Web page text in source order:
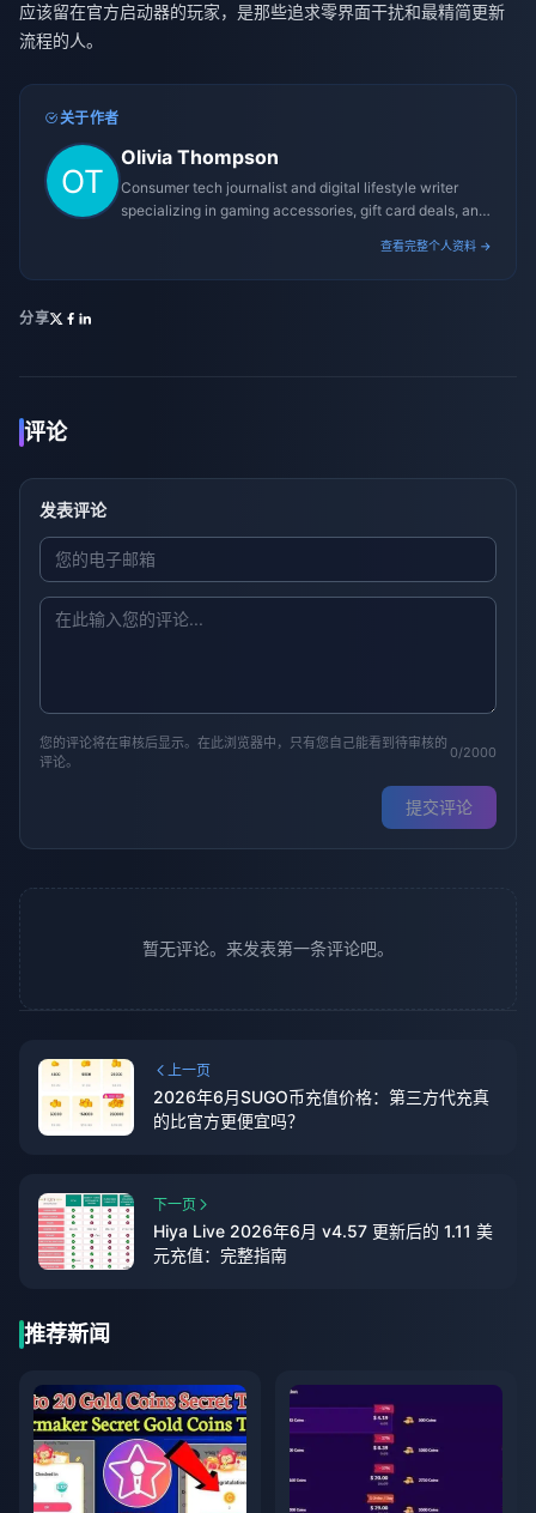
应该留在官方启动器的玩家，是那些追求零界面干扰和最精简更新
流程的人。
关于作者
Olivia Thompson
Consumer tech journalist and digital lifestyle writer
specializing in gaming accessories, gift card deals, and
查看完整个人资料 →
分享
评论
发表评论
您的评论将在审核后显示。在此浏览器中，只有您自己能看到待审核的
评论。
0/2000
提交评论
暂无评论。来发表第一条评论吧。
上一页
2026年6月SUGO币充值价格：第三方代充真
的比官方更便宜吗？
下一页
Hiya Live 2026年6月 v4.57 更新后的 1.11 美
元充值：完整指南
推荐新闻